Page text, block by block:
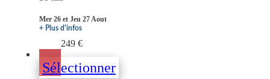
Mer 26 et Jeu 27 Aout
+ Plus d'infos
249 €
Sélectionner